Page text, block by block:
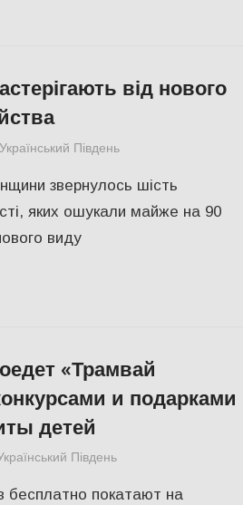
від нового
Український Південь
звернулось шість
яких ошукали майже на 90
виду
«Трамвай
и подарками
детей
Південь
покатают на